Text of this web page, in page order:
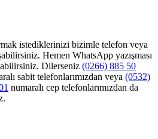
istediklerinizi bizimle telefon veya
Hemen WhatsApp yazışması
Dilerseniz (0266) 885 50
sabit telefonlarımızdan veya (0532)
numaralı cep telefonlarımızdan da